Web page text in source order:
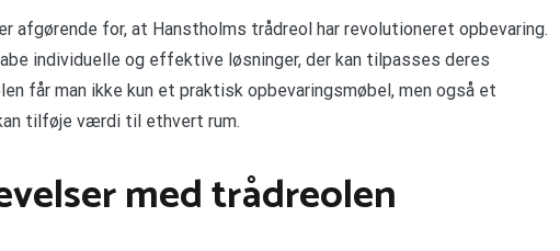
afgørende for, at Hanstholms trådreol har revolutioneret opbevaring.
individuelle og effektive løsninger, der kan tilpasses deres
får man ikke kun et praktisk opbevaringsmøbel, men også et
tilføje værdi til ethvert rum.
med trådreolen